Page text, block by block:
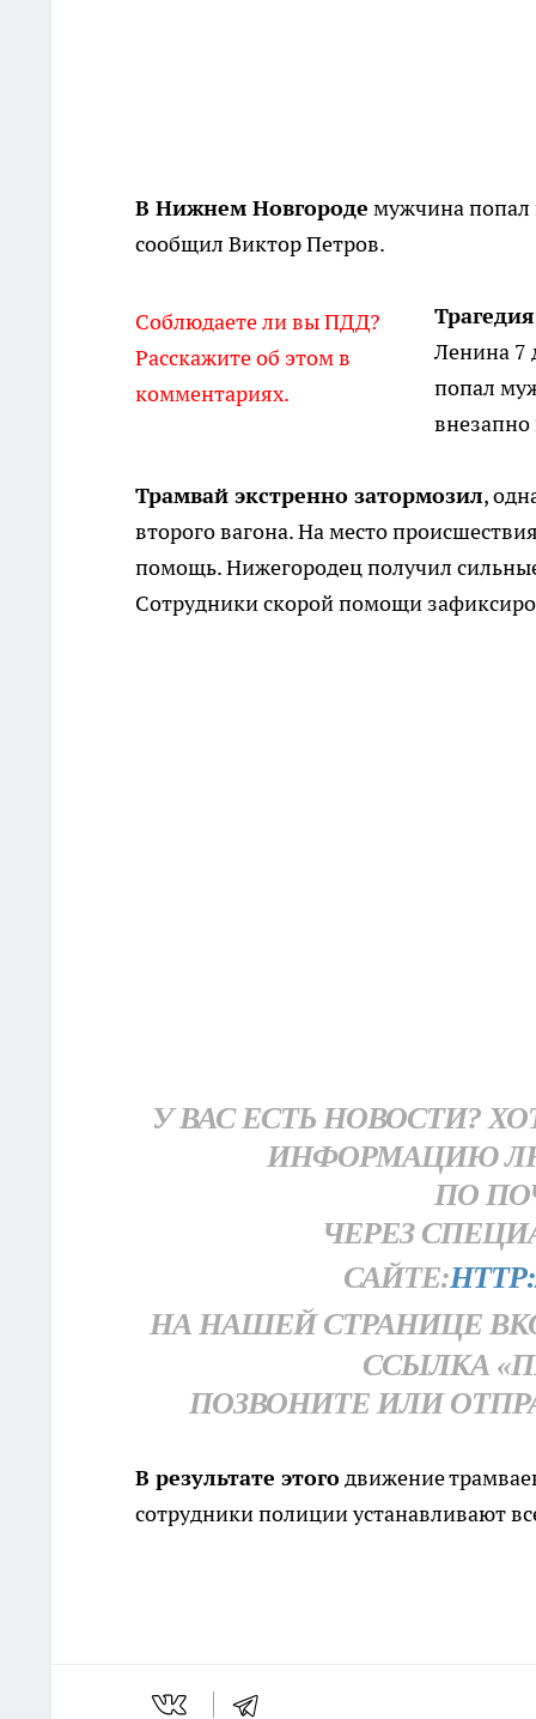
В Нижнем Новгороде мужчина попал
сообщил Виктор Петров.
Соблюдаете ли вы ПДД?
Расскажите об этом в
комментариях.
Ленина 7
попал
внезапно
Трамвай экстренно затормозил,
второго вагона. На место
помощь. Нижегородец получил
Сотрудники скорой помощи
У ВАС ЕСТЬ НОВОСТИ?
ИНФОРМАЦИЮ
ПО
ЧЕРЕЗ
САЙТЕ:
НА НАШЕЙ СТРАНИЦЕ
ССЫЛКА
ПОЗВОНИТЕ ИЛИ
В результате этогодвижение
сотрудники полиции устанавливают